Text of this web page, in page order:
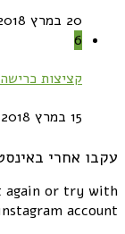
20 במרץ 2018
6
קציצות
15 במרץ 2018
עקבו אחרי
again or try with
account.